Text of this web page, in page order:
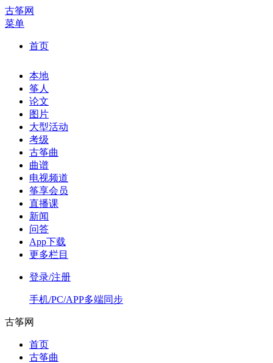
古筝网
菜单
首页
本地
筝人
论文
图片
大型活动
考级
古筝曲
曲谱
电视频道
筝享会员
直播课
新闻
问答
App下载
更多栏目
登录/注册
手机/PC/APP多端同步
古筝网
首页
古筝曲